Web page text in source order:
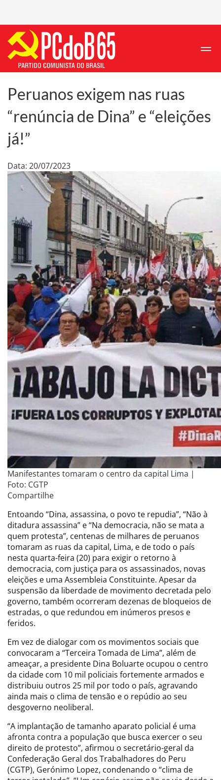
Peruanos exigem nas ruas
“renúncia de Dina” e “eleições
já!”
Data: 20/07/2023
Manifestantes tomaram o centro da capital Lima |
Foto: CGTP
Compartilhe
Entoando “Dina, assassina, o povo te repudia”, “Não à
ditadura assassina” e “Na democracia, não se mata a
quem protesta”, centenas de milhares de peruanos
tomaram as ruas da capital, Lima, e de todo o país
nesta quarta-feira (20) para exigir o retorno à
democracia, com justiça para os assassinados, novas
eleições e uma Assembleia Constituinte. Apesar da
suspensão da liberdade de movimento decretada pelo
governo, também ocorreram dezenas de bloqueios de
estradas, o que redundou em inúmeros presos e
feridos.
Em vez de dialogar com os movimentos sociais que
convocaram a “Terceira Tomada de Lima”, além de
ameaçar, a presidente Dina Boluarte ocupou o centro
da cidade com 10 mil policiais fortemente armados e
distribuiu outros 25 mil por todo o país, agravando
ainda mais o clima de tensão e o repúdio ao seu
desgoverno neoliberal.
“A implantação de tamanho aparato policial é uma
afronta contra a população que busca exercer o seu
direito de protesto”, afirmou o secretário-geral da
Confederação Geral dos Trabalhadores do Peru
(CGTP), Gerónimo Lopez, condenando o “clima de